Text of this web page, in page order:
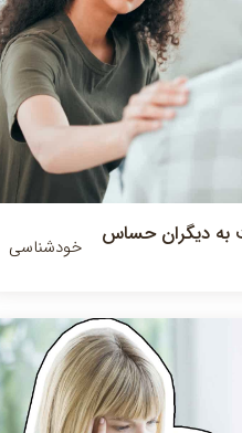
به ديگران حساس
خودشناسی